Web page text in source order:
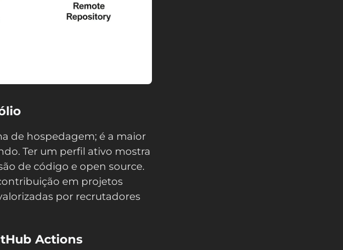
de hospedagem; é a maior
Ter um perfil ativo mostra
de código e open source.
em projetos
por recrutadores
Actions